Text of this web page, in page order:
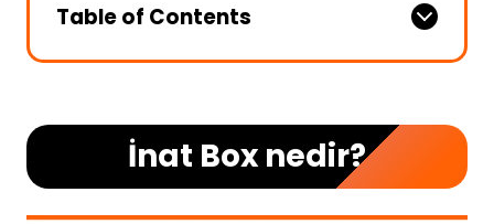
Table of Contents
İnat Box nedir?